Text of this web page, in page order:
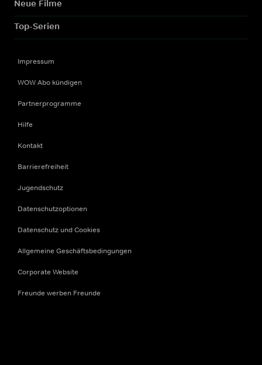
Neue Filme
Top-Serien
Impressum
WOW Abo kündigen
Partnerprogramme
Hilfe
Kontakt
Barrierefreiheit
Jugendschutz
Datenschutzoptionen
Datenschutz und Cookies
Allgemeine Geschäftsbedingungen
Corporate Website
Freunde werben Freunde